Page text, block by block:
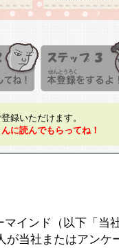
録いただけます。
に読んでもらってね！
インド（以下「当
が当社またはアンケ